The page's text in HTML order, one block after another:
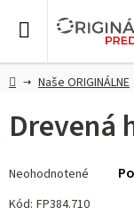
DomovNaše ORIGINÁLNE
Drevená
hodnotenie
produktu
Neohodnotené
Kód: FP384.710